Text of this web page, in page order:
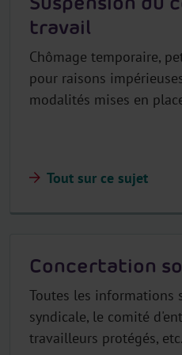
travail
Chômage temporaire,
pour raisons
modalités mises en
Tout sur ce sujet
Concertation
Toutes les informations
syndicale, le comité
travailleurs protégés, etc.